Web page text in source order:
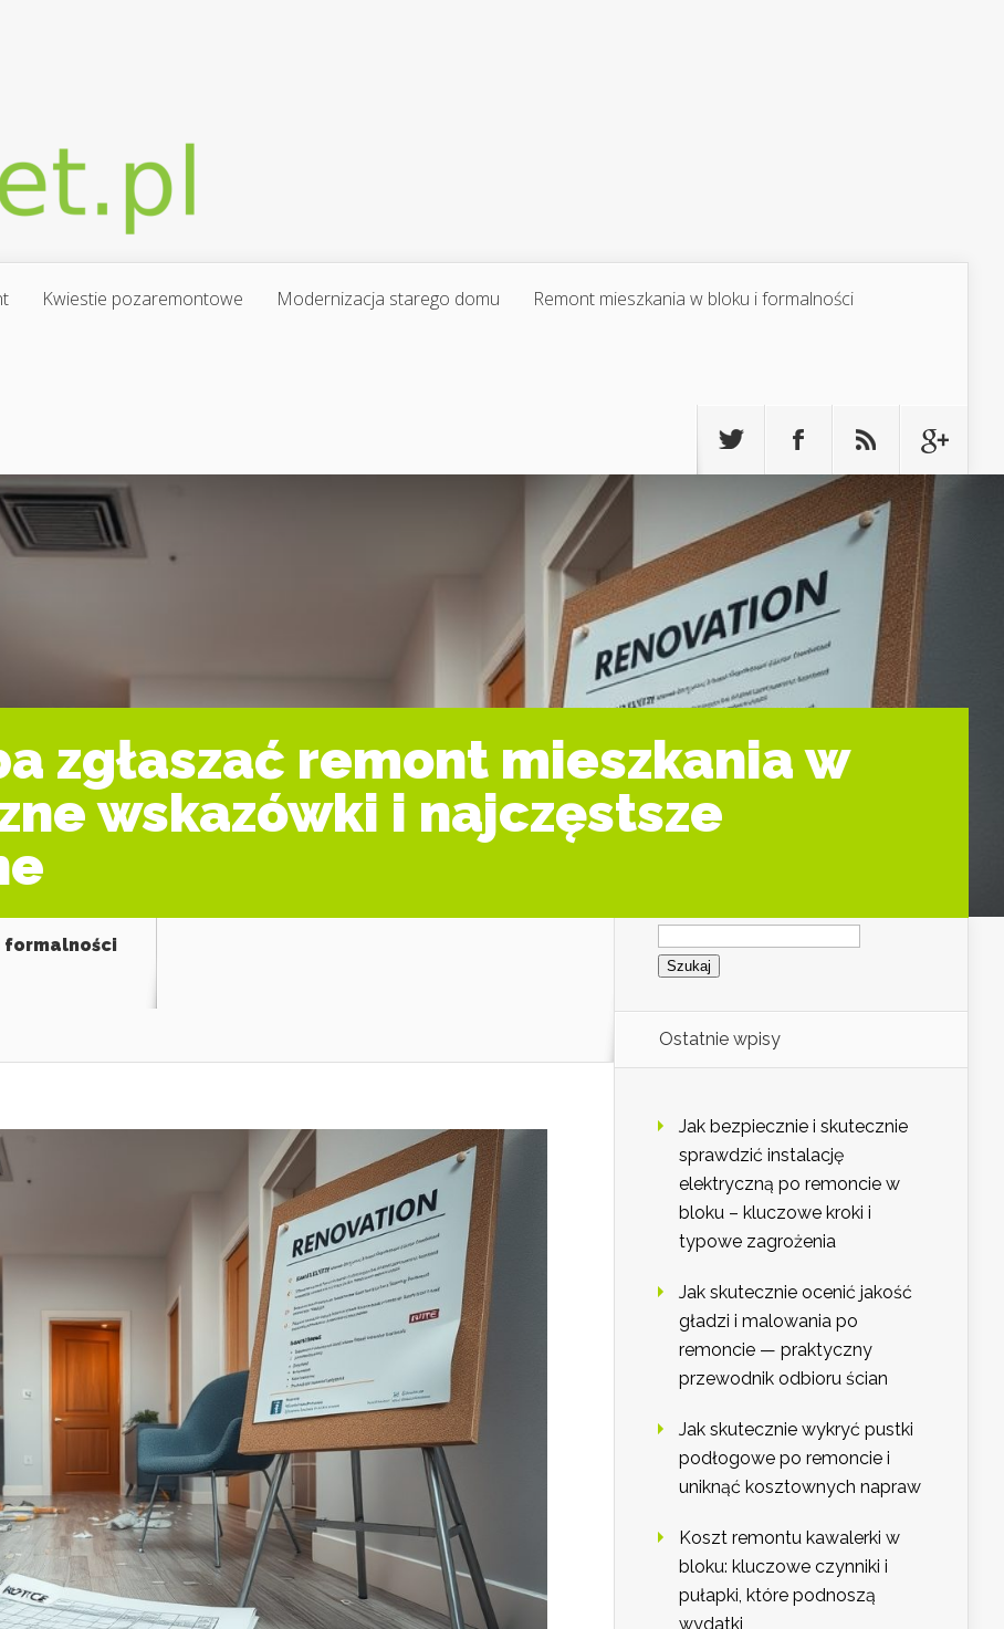
Kwiestie pozaremontowe Modernizacja starego domu Remont mieszkania w bloku i formalności
zgłaszać remont mieszkania w
wskazówki i najczęstsze
formalności
Szukaj:
Ostatnie wpisy
Jak bezpiecznie i skutecznie
sprawdzić instalację
elektryczną po remoncie w
bloku – kluczowe kroki i
typowe zagrożenia
Jak skutecznie ocenić jakość
gładzi i malowania po
remoncie — praktyczny
przewodnik odbioru ścian
Jak skutecznie wykryć pustki
podłogowe po remoncie i
uniknąć kosztownych napraw
Koszt remontu kawalerki w
bloku: kluczowe czynniki i
pułapki, które podnoszą
wydatki